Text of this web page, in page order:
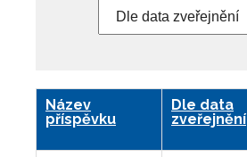
Název
příspěvku
Dle data
zveřejnění